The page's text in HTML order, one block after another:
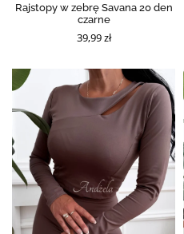
Rajstopy w zebrę Savana 20 den
czarne
39,99 zł